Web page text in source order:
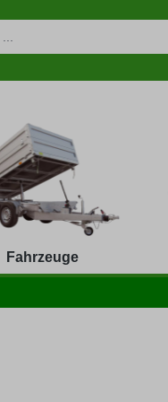
Fahrzeuge